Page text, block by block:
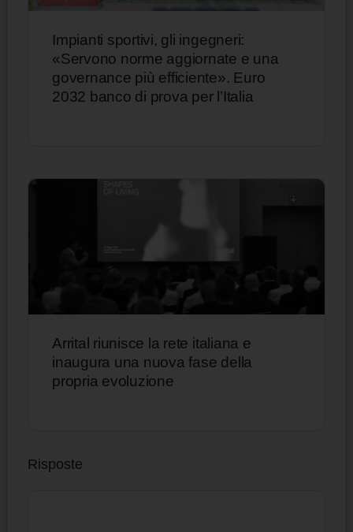
Impianti sportivi, gli ingegneri:
«Servono norme aggiornate e una
governance più efficiente». Euro
2032 banco di prova per l’Italia
Arrital riunisce la rete italiana e
inaugura una nuova fase della
propria evoluzione
Risposte